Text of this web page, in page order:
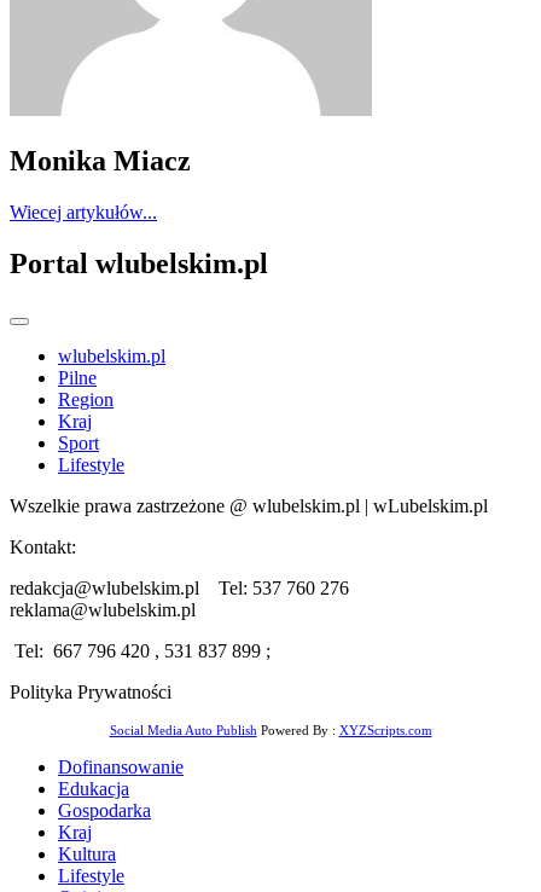
Monika Miacz
Wiecej artykułów...
Portal wlubelskim.pl
wlubelskim.pl
Pilne
Region
Kraj
Sport
Lifestyle
Wszelkie prawa zastrzeżone @ wlubelskim.pl | wLubelskim.pl
Kontakt:
redakcja@wlubelskim.pl Tel: 537 760 276
reklama@wlubelskim.pl
Tel: 667 796 420 , 531 837 899 ;
Polityka Prywatności
Social Media Auto Publish Powered By : XYZScripts.com
Dofinansowanie
Edukacja
Gospodarka
Kraj
Kultura
Lifestyle